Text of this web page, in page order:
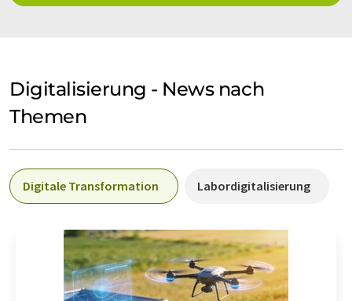
Digitalisierung - News nach
Themen
Digitale Transformation Labordigitalisierung